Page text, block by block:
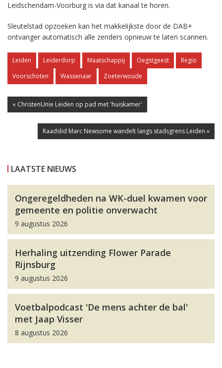
Leidschendam-Voorburg is via dat kanaal te horen.
Sleutelstad opzoeken kan het makkelijkste door de DAB+
ontvanger automatisch alle zenders opnieuw te laten scannen.
Leiden Leiderdorp Maatschappij Oegstgeest
Regio
Voorschoten
Wassenaar Zoeterwoude
« ChristenUnie Leiden op pad met 'huiskamer'
Raadslid Marc Newsome wandelt langs stadsgrens Leiden »
LAATSTE NIEUWS
Ongeregeldheden na WK-duel kwamen voor
gemeente en politie onverwacht
9 augustus 2026
Herhaling uitzending Flower Parade
Rijnsburg
9 augustus 2026
Voetbalpodcast 'De mens achter de bal'
met Jaap Visser
8 augustus 2026